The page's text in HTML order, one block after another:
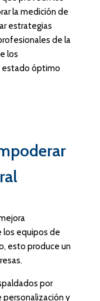
la medición de
estrategias
de la
los
estado óptimo
equipos de
esto produce un
por
y